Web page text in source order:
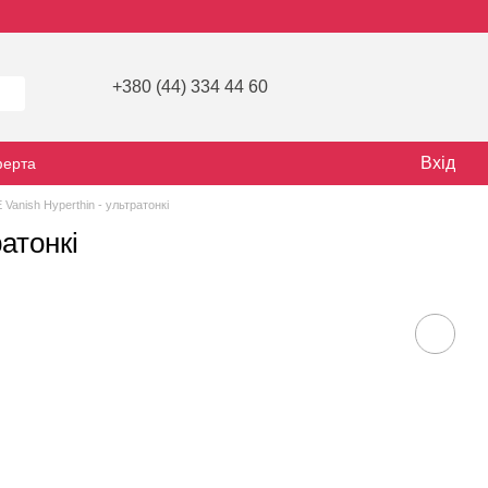
+380 (44) 334 44 60
Вхід
Vanish Hyperthin - ультратонкі